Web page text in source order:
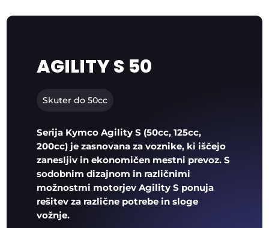
AGILITY S 50
Skuter do 50cc
Serija Kymco Agility S (50cc, 125cc,
200cc) je zasnovana za voznike, ki iščejo
zanesljiv in ekonomičen mestni prevoz. S
sodobnim dizajnom in različnimi
možnostmi motorjev Agility S ponuja
rešitev za različne potrebe in sloge
vožnje.